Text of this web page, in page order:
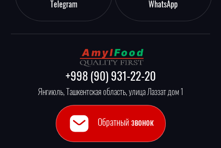
Telegram WhatsApp
+998 (90) 931-22-20
Янгиюль, Ташкентская область, улица Лаззат дом 1
Обратный звонок